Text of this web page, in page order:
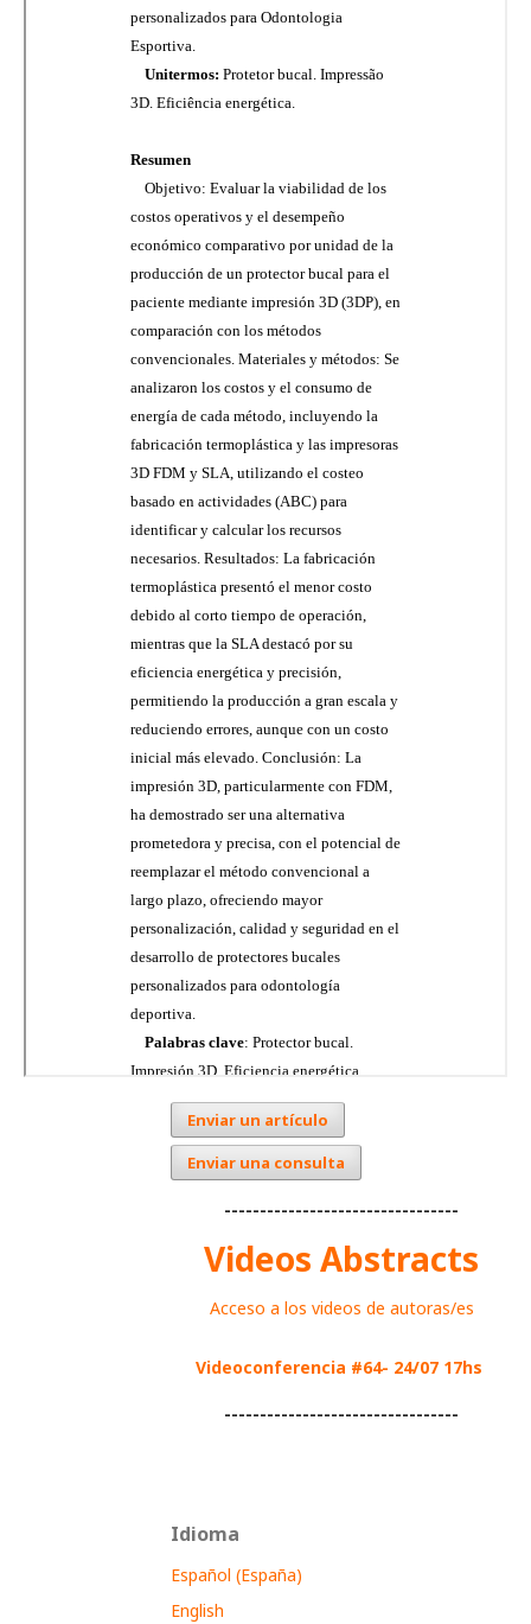
Enviar un artículo
Enviar una consulta
---------------------------------
Videos Abstracts
Acceso a los videos de autoras/es
Videoconferencia #64- 24/07 17hs
---------------------------------
Idioma
Español (España)
English